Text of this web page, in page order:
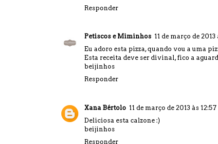
Responder
Petiscos e Miminhos 11 de março de 2013
Eu adoro esta pizza, quando vou a uma
Esta receita deve ser divinal, fico a
beijinhos
Responder
Xana Bértolo 11 de março de 2013 às 12:57
Deliciosa esta calzone :)
beijinhos
Responder